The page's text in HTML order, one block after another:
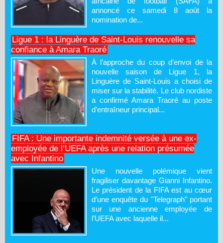
annoncé ce samedi 8 août la
nomination de...
Ligue 1 : la Linguère de Saint-Louis renouvelle sa
confiance à Amara Traoré
À l’approche du coup d’envoi de la
nouvelle saison de Ligue 1, la
Linguère de Saint-Louis a choisi de
miser sur la stabilité. Le club nordiste
a confirmé Amara Traoré au poste
d’entraîneur principal...
FIFA : Une importante indemnité versée à une ex-
employée de l’UEFA après une relation présumée
avec Infantino
Une nouvelle polémique vient
fragiliser davantage Gianni Infantino.
Le président de la FIFA est au cœur
d’une enquête du "Telegraph" portant
sur une ancienne employée de
l’UEFA avec laquelle il...